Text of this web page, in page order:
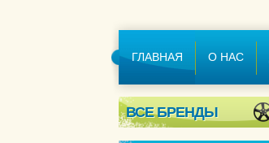
ГЛАВНАЯ О НАС
ВСЕ БРЕНДЫ